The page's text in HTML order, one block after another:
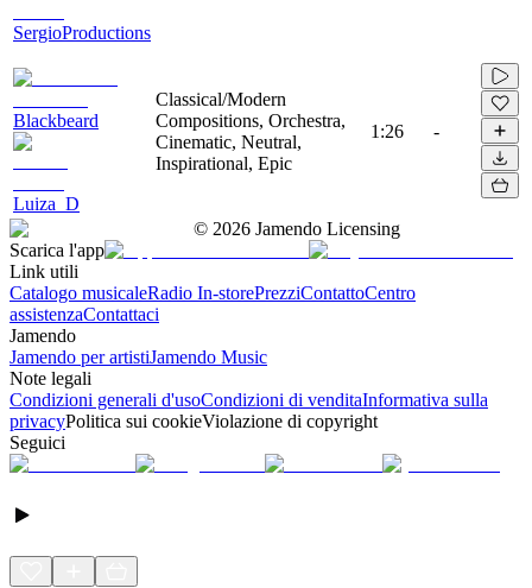
SergioProductions
Blackbeard
Luiza_D
Classical/Modern
Compositions, Orchestra,
Cinematic, Neutral,
Inspirational, Epic
1:26 -
© 2026 Jamendo Licensing
Scarica l'app
Link utili
Catalogo musicaleRadio In-storePrezziContattoCentro
assistenzaContattaci
Jamendo
Jamendo per artistiJamendo Music
Note legali
Condizioni generali d'usoCondizioni di venditaInformativa sulla
privacyPolitica sui cookieViolazione di copyright
Seguici